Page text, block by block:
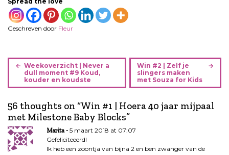
Geschreven door Fleur
B
r
c
h
t
n
a
Weekoverzicht | Never a
dull moment #9 Koud,
kouder en koudste
Win #2 | Zelf je
slingers maken
met Souza for Kids
56 thoughts on “Win #1 | Hoera 40 jaar mijpaal
met Milestone Baby Blocks”
Marita
5 maart 2018 at 07:07
Gefeliciteeerd!
Ik heb een zoontja van bijna 2 en ben zwanger van de